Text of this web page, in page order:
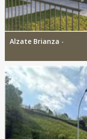
Alzate Brianza -